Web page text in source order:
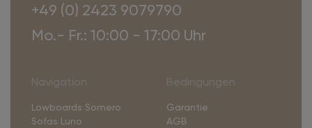
+49 (0) 2423 9079790
Mo.- Fr.: 10:00 - 17:00 Uhr
Lowboards Somero
Sofas Luno
Garantie
AGB